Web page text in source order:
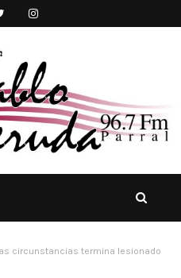
circunstancias termina lesionado